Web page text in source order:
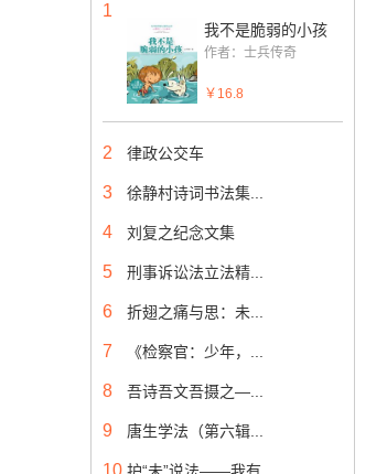
1
我不是脆弱的小孩
作者：士兵传奇
￥16.8
2 律政公交车
3 徐静村诗词书法集...
4 刘复之纪念文集
5 刑事诉讼法立法精...
6 折翅之痛与思：未...
7 《检察官：少年，...
8 吾诗吾文吾摄之—...
9 唐生学法（第六辑...
10